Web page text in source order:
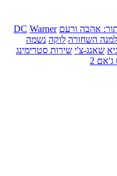
אהבה ורעם DC Warner
השחורה לוקה נשמה
שאנג-צ'י שירות סטרימינג
2